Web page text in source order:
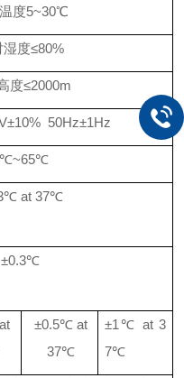
度5~30℃
湿度≤80%
度≤2000m
±10% 50Hz±1Hz
℃~65℃
℃at 37℃
±0.3℃
at
±0.5℃at
37℃
±1 ℃ at 3
7℃